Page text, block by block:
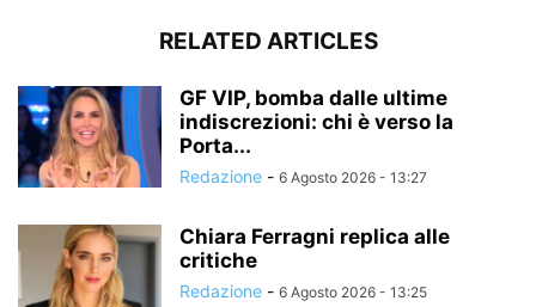
RELATED ARTICLES
GF VIP, bomba dalle ultime
indiscrezioni: chi è verso la
Porta...
Redazione - 6 Agosto 2026 - 13:27
Chiara Ferragni replica alle
critiche
Redazione - 6 Agosto 2026 - 13:25